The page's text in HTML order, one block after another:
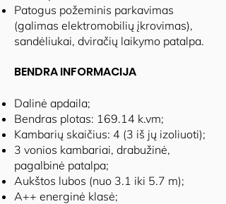
Patogus požeminis parkavimas
(galimas elektromobilių įkrovimas),
sandėliukai, dviračių laikymo patalpa.
BENDRA INFORMACIJA
Dalinė apdaila;
Bendras plotas: 169.14 k.vm;
Kambarių skaičius: 4 (3 iš jų izoliuoti);
3 vonios kambariai, drabužinė,
pagalbinė patalpa;
Aukštos lubos (nuo 3.1 iki 5.7 m);
A++ energinė klasė;